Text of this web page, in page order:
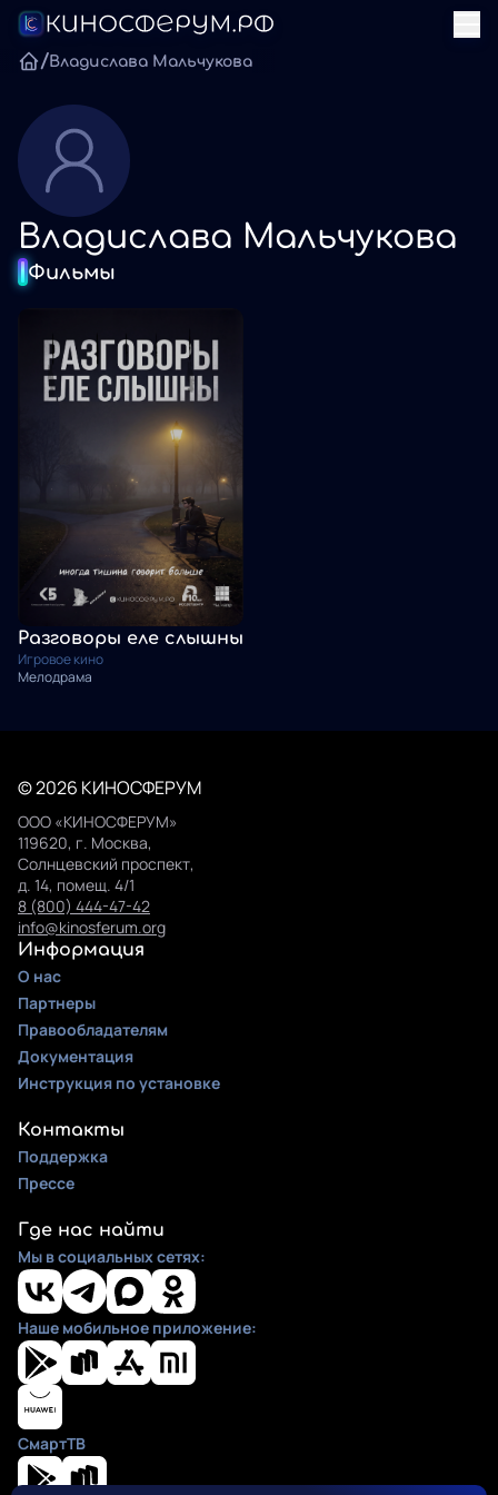
/Владислава Мальчукова
Владислава Мальчукова
Фильмы
Разговоры еле слышны
Игровое кино
Мелодрама
© 2026 КИНОСФЕРУМ
ООО «КИНОСФЕРУМ»
119620, г. Москва,
Солнцевский проспект,
д. 14, помещ. 4/1
8 (800) 444-47-42
info@kinosferum.org
Информация
О нас
Партнеры
Правообладателям
Документация
Инструкция по установке
Контакты
Поддержка
Прессе
Где нас найти
Мы в социальных сетях:
Наше мобильное приложение:
СмартТВ